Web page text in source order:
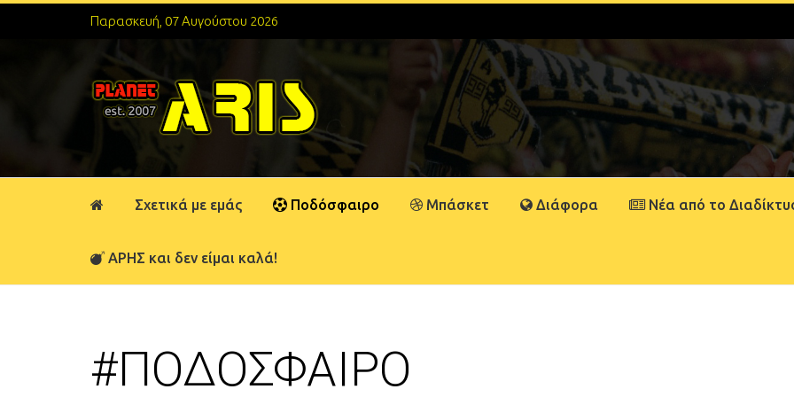
Παρασκευή, 07 Αυγούστου 2026
Σχετικά με εμάς Ποδόσφαιρο Μπάσκετ Διάφορα Νέα από το
ΑΡΗΣ και δεν είμαι καλά!
#ΠΟΔΟΣΦΑΙΡΟ